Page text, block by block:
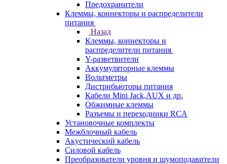
Предохранители
Клеммы, коннекторы и распределители
питания
Назад
Клеммы, коннекторы и
распределители питания
Y-разветвители
Аккумуляторные клеммы
Вольтметры
Дистрибьюторы питания
Кабели Mini Jack,AUX и др.
Обжимные клеммы
Разъемы и переходники RCA
Установочные комплекты
Межблочный кабель
Акустический кабель
Силовой кабель
Преобразователи уровня и шумоподавители